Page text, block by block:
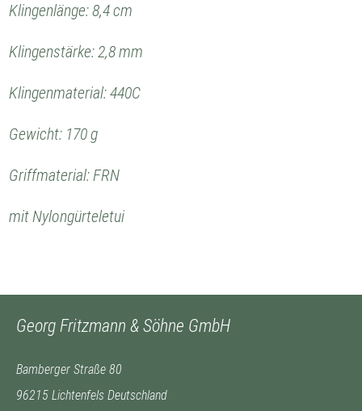
Klingenlänge: 8,4 cm
Klingenstärke: 2,8 mm
Klingenmaterial: 440C
Gewicht: 170 g
Griffmaterial: FRN
mit Nylongürteletui
Georg Fritzmann & Söhne GmbH
Bamberger Straße 80
96215 Lichtenfels Deutschland